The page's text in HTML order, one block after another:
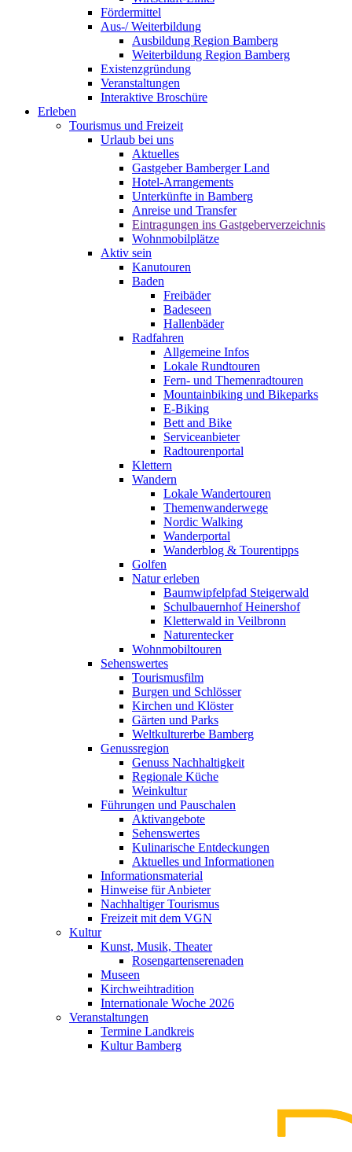
Fördermittel
Aus-/ Weiterbildung
Ausbildung Region Bamberg
Weiterbildung Region Bamberg
Existenzgründung
Veranstaltungen
Interaktive Broschüre
Erleben
Tourismus und Freizeit
Urlaub bei uns
Aktuelles
Gastgeber Bamberger Land
Hotel-Arrangements
Unterkünfte in Bamberg
Anreise und Transfer
Eintragungen ins Gastgeberverzeichnis
Wohnmobilplätze
Aktiv sein
Kanutouren
Baden
Freibäder
Badeseen
Hallenbäder
Radfahren
Allgemeine Infos
Lokale Rundtouren
Fern- und Themenradtouren
Mountainbiking und Bikeparks
E-Biking
Bett and Bike
Serviceanbieter
Radtourenportal
Klettern
Wandern
Lokale Wandertouren
Themenwanderwege
Nordic Walking
Wanderportal
Wanderblog & Tourentipps
Golfen
Natur erleben
Baumwipfelpfad Steigerwald
Schulbauernhof Heinershof
Kletterwald in Veilbronn
Naturentecker
Wohnmobiltouren
Sehenswertes
Tourismusfilm
Burgen und Schlösser
Kirchen und Klöster
Gärten und Parks
Weltkulturerbe Bamberg
Genussregion
Genuss Nachhaltigkeit
Regionale Küche
Weinkultur
Führungen und Pauschalen
Aktivangebote
Sehenswertes
Kulinarische Entdeckungen
Aktuelles und Informationen
Informationsmaterial
Hinweise für Anbieter
Nachhaltiger Tourismus
Freizeit mit dem VGN
Kultur
Kunst, Musik, Theater
Rosengartenserenaden
Museen
Kirchweihtradition
Internationale Woche 2026
Veranstaltungen
Termine Landkreis
Kultur Bamberg